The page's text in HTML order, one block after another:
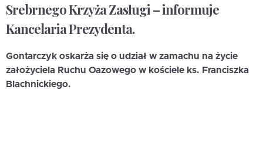
Srebrnego Krzyża Zasługi – informuje
Kancelaria Prezydenta.
Gontarczyk oskarża się o udział w zamachu na życie
założyciela Ruchu Oazowego w kościele ks. Franciszka
Blachnickiego.